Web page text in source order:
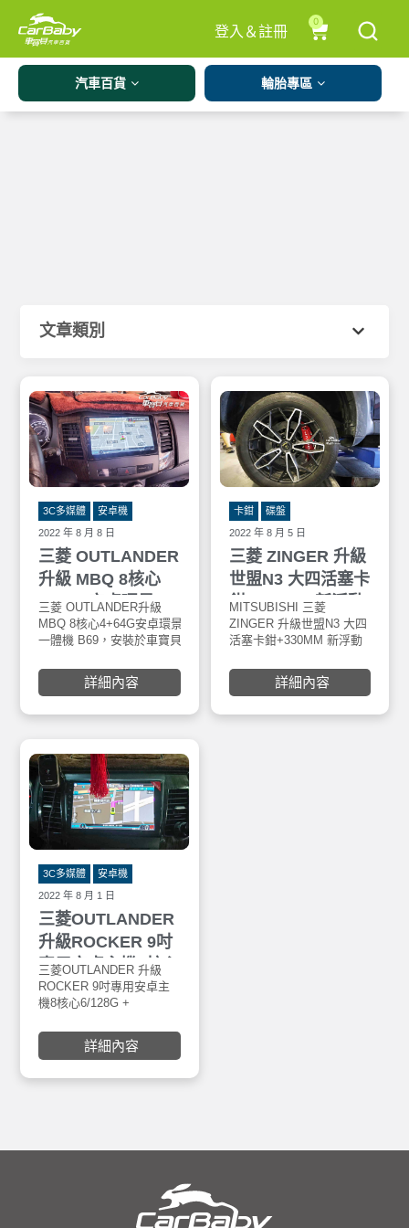
登入＆註冊
0
汽車百貨 輪胎專區
文章類別
三菱 OUTLANDER
升級 MBQ 8核心
4+64G安卓環景一
體機 B69
2022 年 8 月 8 日
3C多媒體 安卓機
三菱 OUTLANDER升級
MBQ 8核心4+64G安卓環景
一體機 B69，安裝於車寶貝
系統10.0
🌈 獨家T LINK-適用蘋果/安
‼️‼️(解析更高階1280*720)‼️‼️
🌈 雙層鋼化玻璃，支援APP
左右分屏顯示
🌈 PRO DSP 48 段DSP數位
音效處理
🌈 支援 WIFI / 手機熱點分
享(2.4G/5G)
🌈 內建聲控功能-OK
GOOGLE
🌈 主機為秒開機方案
🌈正版導航王導航系統(A5I
2D) /WAZE /Google Map導
航系統，三種導航系統
🌈 最新無線藍芽(5.0);行動電
話免持
🌈 USB可以播放的音頻格式
🌈 USB可以播放的視頻格式
AVI,MP4,FLV,MKV,WMV
詳細內容
三菱 ZINGER 升級
世盟N3 大四活塞卡
鉗+330MM 新浮動
碟
2022 年 8 月 5 日
卡鉗 碟盤
MITSUBISHI 三菱
ZINGER 升級世盟N3 大四
活塞卡鉗+330MM 新浮動
貨大里店，世盟 Nashin 特
色：碟盤均採用鎳合金FC-
詳細內容
三菱OUTLANDER
升級ROCKER 9吋
專用安卓主機8核心
6/128G + 錄得清
LD9-Plus前後電子
後視鏡
2022 年 8 月 1 日
3C多媒體 安卓機
三菱OUTLANDER 升級
ROCKER 9吋專用安卓主
機8核心6/128G +
前後電子後視鏡，安裝於
車寶貝汽車百貨五權西
前鏡2K，後鏡1080P，錄
► Sony星光夜視鏡頭，無
光環境一樣清晰 ► 主機24
詳細內容